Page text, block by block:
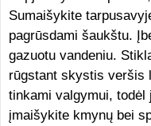
Sumaišykite
pagrūsdami šaukštu.
gazuotu vandeniu.
rūgstant skystis veršis
tinkami valgymui, todėl
įmaišykite kmynų bei